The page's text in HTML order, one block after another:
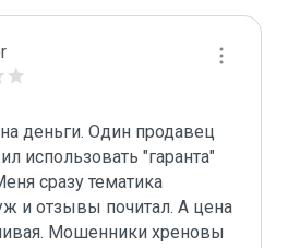
деньги. Один продавец
использовать "гаранта"
сразу тематика
и отзывы почитал. А цена
Мошенники хреновы